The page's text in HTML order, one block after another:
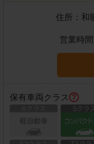
住所： 和
営業時間
保有車両クラス